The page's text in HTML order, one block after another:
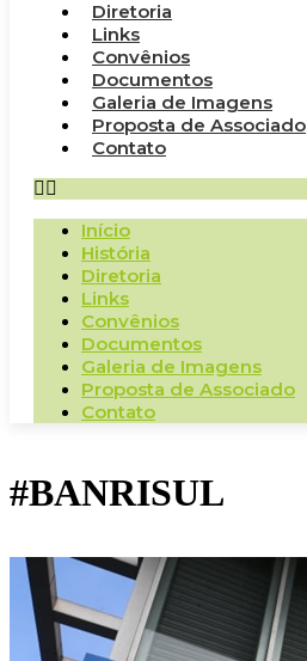
Diretoria
Links
Convênios
Documentos
Galeria de Imagens
Proposta de Associado
Contato
Início
História
Diretoria
Links
Convênios
Documentos
Galeria de Imagens
Proposta de Associado
Contato
#BANRISUL